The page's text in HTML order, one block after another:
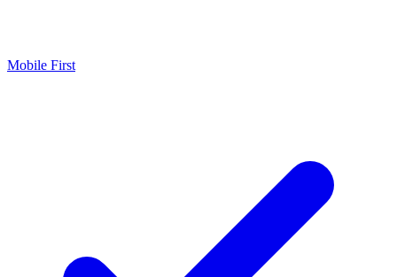
Mobile First